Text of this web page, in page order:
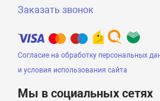
Заказать звонок
Согласие на обработку персональных
и условия использования сайта
Мы в социальных сетях